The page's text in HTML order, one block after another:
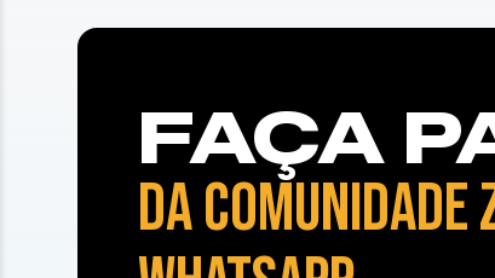
FAÇA
DA COMUNIDADE